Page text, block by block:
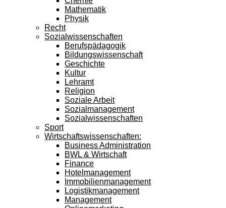
Mathematik
Physik
Recht
Sozialwissenschaften
Berufspädagogik
Bildungswissenschaft
Geschichte
Kultur
Lehramt
Religion
Soziale Arbeit
Sozialmanagement
Sozialwissenschaften
Sport
Wirtschaftswissenschaften:
Business Administration
BWL & Wirtschaft
Finance
Hotelmanagement
Immobilienmanagement
Logistikmanagement
Management